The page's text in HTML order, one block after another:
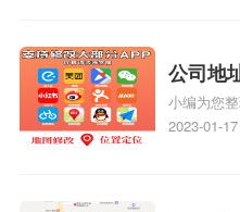
位置，增
航：地图
户的实际
该地区的
公司地
地图标
务中心
小编为您
教程、商
2023-01-17